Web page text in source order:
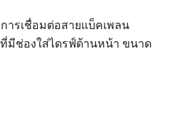
ารเชื่อมต่อสายแบ็คเพลน
ที่มีช่องใส่ไดรฟ์ด้านหน้า ขนาด